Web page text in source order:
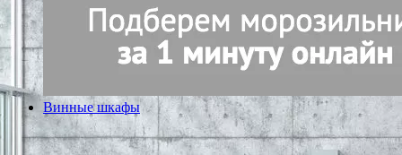
Винные шкафы